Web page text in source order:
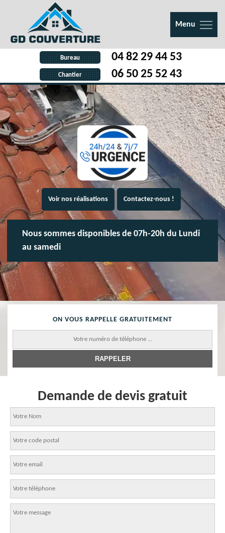
Menu
Bureau 04 82 29 44 53
Chantier 06 50 25 52 43
Voir nos réalisations Contactez-nous !
Nous sommes disponibles de 07h-20h du Lundi
au samedi
ON VOUS RAPPELLE GRATUITEMENT
Demande de devis gratuit